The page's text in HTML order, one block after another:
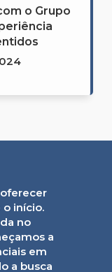
o Grupo
início.
no
a
em
a busca